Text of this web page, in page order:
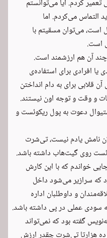
کردم. آیا می‌توانستم
التماس می‌کردم. اما
می‌توان مسقیتم با
است.
آن هم ارزشمند است.
یا افرادی برای استفاده‌ی
قلابی برای به دام انداختن
و وقت و توجه اون نیستند.
دعوت به پول ریکوئست و
نامش یادم نیست، تی‌شرت
روی گیت‌هاب داشته باشد.
خواندم که با این کارش
که سرازیر می‌شود داخل
و داوطلبان اداره
سودی عملی در پی داشته باشد.
گفته بود که نمی‌تواند
ده هزارتا تی‌شرت چقدر ارزش